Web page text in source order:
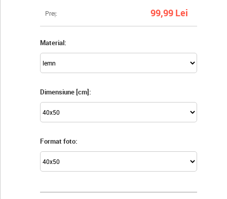
Preț: 99,99 Lei
Material:
Dimensiune [cm]:
Format foto: